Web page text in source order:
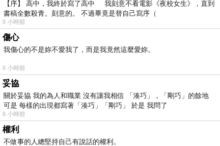
【序】 高中，我終於寫了高中 我刻意不看電影《夜校女生》，直到
書稿全數殺青。刻意的。 不過畢竟是替自己寫序（
8 小時前
傷心
我傷心的不是妳不愛我了，而是我竟然這麼愛妳。
8 小時前
妥協
關於妥協 我的為人和職業 沒有讓我相信 「湊巧」，「剛巧」的餘地
可是 每樣的出現都寫著「湊巧」「剛巧」 於是 我問了
8 小時前
權利
不做事的人總堅持自己有說話的權利。